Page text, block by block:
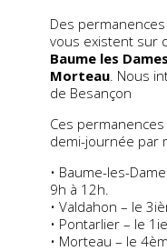
Des
vous existent sur
Baume les
Morteau. Nous
de Besançon
Ces
demi-journée par
• Baume-les-
9h à 12h.
• Valdahon – le
• Pontarlier – le
• Morteau – le